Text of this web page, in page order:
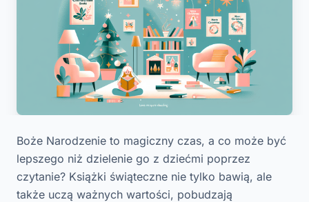
Boże Narodzenie to magiczny czas, a co może być
lepszego niż dzielenie go z dziećmi poprzez
czytanie? Książki świąteczne nie tylko bawią, ale
także uczą ważnych wartości, pobudzają